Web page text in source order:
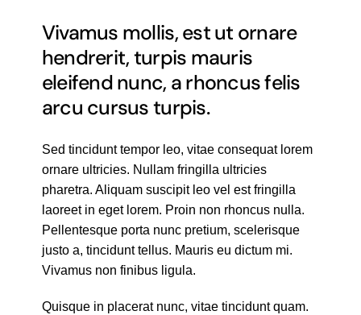
Vivamus mollis, est ut ornare
hendrerit, turpis mauris
eleifend nunc, a rhoncus felis
arcu cursus turpis.
Sed tincidunt tempor leo, vitae consequat lorem
ornare ultricies. Nullam fringilla ultricies
pharetra. Aliquam suscipit leo vel est fringilla
laoreet in eget lorem. Proin non rhoncus nulla.
Pellentesque porta nunc pretium, scelerisque
justo a, tincidunt tellus. Mauris eu dictum mi.
Vivamus non finibus ligula.
Quisque in placerat nunc, vitae tincidunt quam.